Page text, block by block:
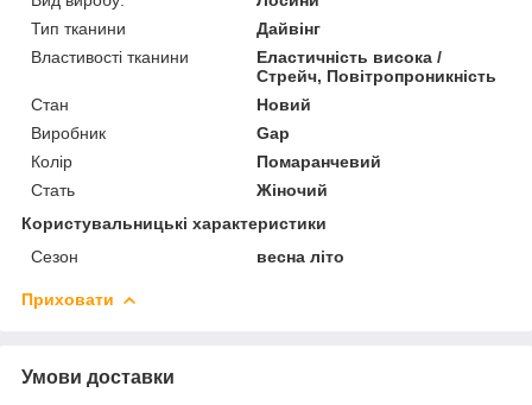
Тип тканини
Дайвінг
Властивості тканини
Еластичність висока /
Стрейч, Повітропроникність
Стан
Новий
Виробник
Gap
Колір
Помаранчевий
Стать
Жіночий
Користувальницькі характеристики
Сезон
весна літо
Приховати
Умови доставки